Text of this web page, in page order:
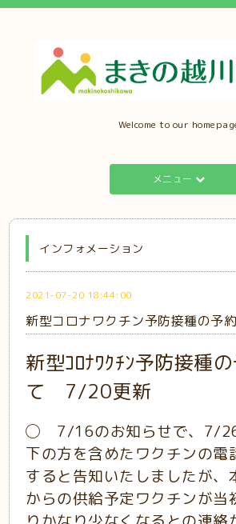
Welcome to our
メニュー
インフォメーション
2021-07-20 18:44:00
新型コロナワクチン予防接種の予
新型ｺﾛﾅﾜｸﾁﾝ予防接種
て 7/20更新
◯ 7/16のお知らせで、7/
下の方を含めたワクチンの電
すると告知いたしましたが、
からの供給予定ワクチンが当